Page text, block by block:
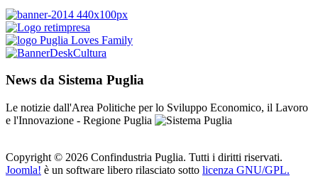
News da Sistema Puglia
Le notizie dall'Area Politiche per lo Sviluppo Economico, il Lavoro
e l'Innovazione - Regione Puglia
Copyright © 2026 Confindustria Puglia. Tutti i diritti riservati.
Joomla! è un software libero rilasciato sotto licenza GNU/GPL.